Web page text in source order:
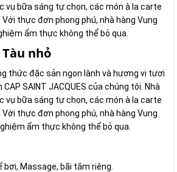
vụ bữa sáng tự chọn, các món à la carte
thực đơn phong phú, nhà hàng Vung
ẩm thực không thể bỏ qua.
nhỏ
thức đặc sản ngon lành và hương vị tươi
SAINT JACQUES của chúng tôi. Nhà
vụ bữa sáng tự chọn, các món à la carte
thực đơn phong phú, nhà hàng Vung
ẩm thực không thể bỏ qua.
bơi, Massage, bãi tắm riêng.